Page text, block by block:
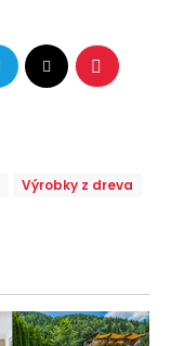
Výrobky z dreva